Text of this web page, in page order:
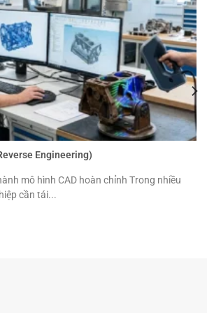
Engineering)
mô hình CAD hoàn chỉnh Trong nhiều
cần tái...